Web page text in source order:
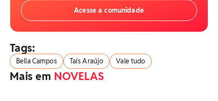
Acesse a comunidade
Tags:
Bella Campos Taís Araújo Vale tudo
Mais em NOVELAS